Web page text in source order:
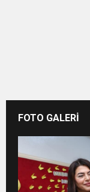
FOTO GALERİ